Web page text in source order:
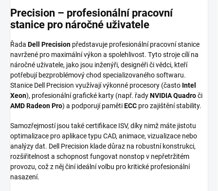
Precision – profesionální pracovní
stanice pro náročné uživatele
Řada Dell Precision představuje profesionální pracovní stanice
navržené pro maximální výkon a spolehlivost. Tyto stroje cílí na
náročné uživatele, jako jsou inženýři, designéři či vědci, kteří
potřebují bezproblémový chod specializovaného softwaru.
Stanice Dell Precision využívají výkonné procesory (často Intel
Xeon), profesionální grafické karty (např. řadyNVIDIA Quadroči
AMD Radeon Pro) a podporují pamětiECC pro zajištění stability.
Samozřejmostí jsou také certifikace ISV, díky nimž máte jistotu
optimalizace pro aplikace typu CAD, animace, vizualizace nebo
analýzy dat. Dell Precision klade důraz na robustní konstrukci,
rozšiřitelnost a schopnost fungovat nonstop v nepřetržitém
provozu, což z něj činí ideální volbu pro kritické profesionální
nasazení.